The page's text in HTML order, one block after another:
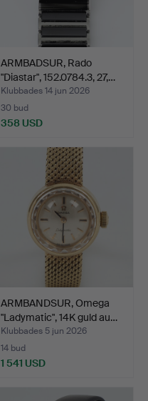
ARMBADSUR, Rado
"Diastar", 152.0784.3, 27,…
Klubbades 14 jun 2026
30 bud
358 USD
ARMBANDSUR, Omega
"Ladymatic", 14K guld au…
Klubbades 5 jun 2026
14 bud
1 541 USD